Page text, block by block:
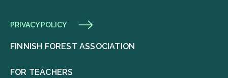
PRIVACY POLICY
FINNISH FOREST ASSOCIATION
FOR TEACHERS